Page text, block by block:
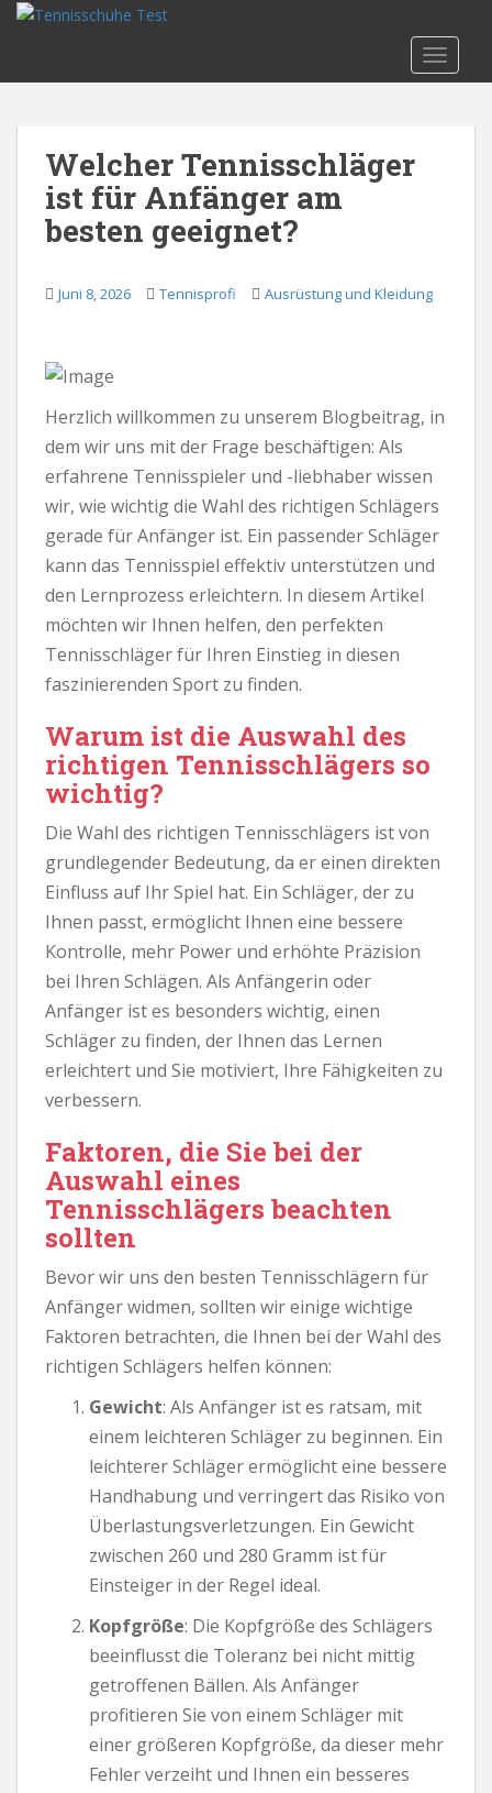
p
Welcher Tennisschläger
ist für Anfänger am
besten geeignet?
Juni 8, 2026 Tennisprofi Ausrüstung und Kleidung
Herzlich willkommen zu unserem Blogbeitrag, in
dem wir uns mit der Frage beschäftigen: Als
erfahrene Tennisspieler und -liebhaber wissen
wir, wie wichtig die Wahl des richtigen Schlägers
gerade für Anfänger ist. Ein passender Schläger
kann das Tennisspiel effektiv unterstützen und
den Lernprozess erleichtern. In diesem Artikel
möchten wir Ihnen helfen, den perfekten
Tennisschläger für Ihren Einstieg in diesen
faszinierenden Sport zu finden.
Warum ist die Auswahl des
richtigen Tennisschlägers so
wichtig?
Die Wahl des richtigen Tennisschlägers ist von
grundlegender Bedeutung, da er einen direkten
Einfluss auf Ihr Spiel hat. Ein Schläger, der zu
Ihnen passt, ermöglicht Ihnen eine bessere
Kontrolle, mehr Power und erhöhte Präzision
bei Ihren Schlägen. Als Anfängerin oder
Anfänger ist es besonders wichtig, einen
Schläger zu finden, der Ihnen das Lernen
erleichtert und Sie motiviert, Ihre Fähigkeiten zu
verbessern.
Faktoren, die Sie bei der
Auswahl eines
Tennisschlägers beachten
sollten
Bevor wir uns den besten Tennisschlägern für
Anfänger widmen, sollten wir einige wichtige
Faktoren betrachten, die Ihnen bei der Wahl des
richtigen Schlägers helfen können:
Gewicht: Als Anfänger ist es ratsam, mit
einem leichteren Schläger zu beginnen. Ein
leichterer Schläger ermöglicht eine bessere
Handhabung und verringert das Risiko von
Überlastungsverletzungen. Ein Gewicht
zwischen 260 und 280 Gramm ist für
Einsteiger in der Regel ideal.
Kopfgröße: Die Kopfgröße des Schlägers
beeinflusst die Toleranz bei nicht mittig
getroffenen Bällen. Als Anfänger
profitieren Sie von einem Schläger mit
einer größeren Kopfgröße, da dieser mehr
Fehler verzeiht und Ihnen ein besseres